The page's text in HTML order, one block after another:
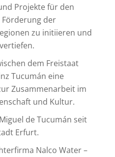
Projekte für den
der
zu initiieren und
dem Freistaat
Tucumán eine
Zusammenarbeit im
und Kultur.
de Tucumán seit
Erfurt.
Nalco Water –